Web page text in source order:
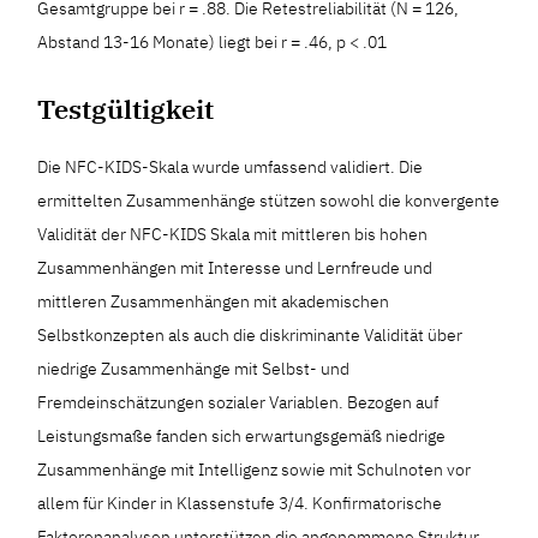
Gesamtgruppe bei r = .88. Die Retestreliabilität (N = 126,
Abstand 13-16 Monate) liegt bei r = .46, p < .01
Testgültigkeit
Die NFC-KIDS-Skala wurde umfassend validiert. Die
ermittelten Zusammenhänge stützen sowohl die konvergente
Validität der NFC-KIDS Skala mit mittleren bis hohen
Zusammenhängen mit Interesse und Lernfreude und
mittleren Zusammenhängen mit akademischen
Selbstkonzepten als auch die diskriminante Validität über
niedrige Zusammenhänge mit Selbst- und
Fremdeinschätzungen sozialer Variablen. Bezogen auf
Leistungsmaße fanden sich erwartungsgemäß niedrige
Zusammenhänge mit Intelligenz sowie mit Schulnoten vor
allem für Kinder in Klassenstufe 3/4. Konfirmatorische